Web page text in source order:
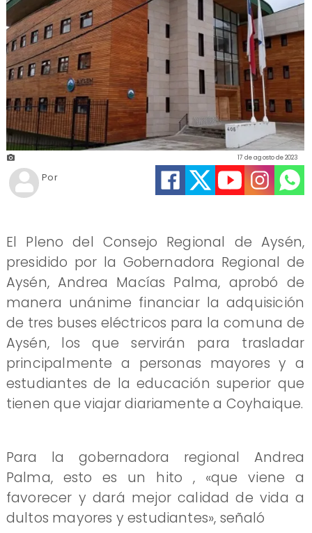
17 de agosto de 2023
Por
El Pleno del Consejo Regional de Aysén,
presidido por la Gobernadora Regional de
Aysén, Andrea Macías Palma, aprobó de
manera unánime financiar la adquisición
de tres buses eléctricos para la comuna de
Aysén, los que servirán para trasladar
principalmente a personas mayores y a
estudiantes de la educación superior que
tienen que viajar diariamente a Coyhaique.
Para la gobernadora regional Andrea
Palma, esto es un hito , «que viene a
favorecer y dará mejor calidad de vida a
dultos mayores y estudiantes», señaló